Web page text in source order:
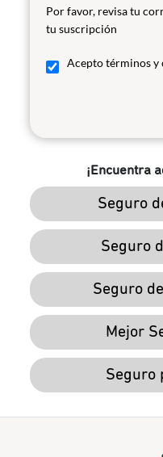
Por favor, revisa tu
tu suscripción
Acepto términos y
¡Encuentra
Seguro
Seguro
Seguro
Mejor
Seguro